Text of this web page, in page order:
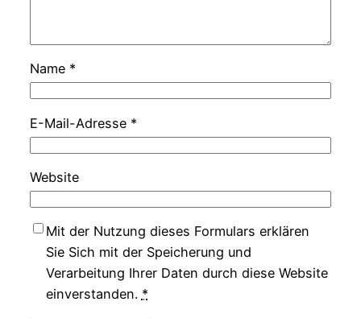
Name *
E-Mail-Adresse *
Website
Mit der Nutzung dieses Formulars erklären
Sie Sich mit der Speicherung und
Verarbeitung Ihrer Daten durch diese Website
einverstanden. *